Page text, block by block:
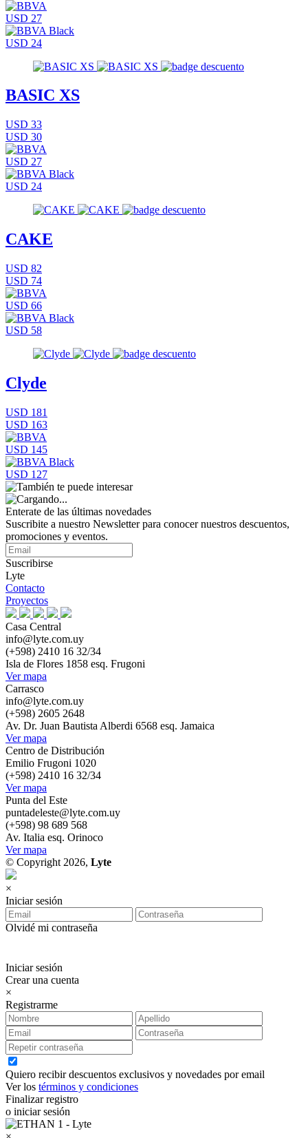
USD 27
USD 24
BASIC XS
USD 33
USD 30
USD 27
USD 24
CAKE
USD 82
USD 74
USD 66
USD 58
Clyde
USD 181
USD 163
USD 145
USD 127
Enterate de las últimas novedades
Suscribite a nuestro Newsletter para conocer nuestros descuentos,
promociones y eventos.
Suscribirse
Lyte
Contacto
Proyectos
Casa Central
info@lyte.com.uy
(+598) 2410 16 32/34
Isla de Flores 1858 esq. Frugoni
Ver mapa
Carrasco
info@lyte.com.uy
(+598) 2605 2648
Av. Dr. Juan Bautista Alberdi 6568 esq. Jamaica
Ver mapa
Centro de Distribución
Emilio Frugoni 1020
(+598) 2410 16 32/34
Ver mapa
Punta del Este
puntadeleste@lyte.com.uy
(+598) 98 689 568
Av. Italia esq. Orinoco
Ver mapa
© Copyright 2026, Lyte
×
Iniciar sesión
Olvidé mi contraseña
Iniciar sesión
Crear una cuenta
×
Registrarme
Quiero recibir descuentos exclusivos y novedades por email
Ver los términos y condiciones
Finalizar registro
o iniciar sesión